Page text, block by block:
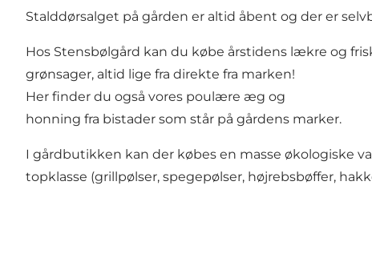
Stalddørsalget på gården er altid åbent og der er
Hos Stensbølgård kan du købe årstidens lækre og
grønsager, altid lige fra direkte fra marken!
Her finder du også vores poulære æg og
honning fra bistader som står på gårdens marker.
I gårdbutikken kan der købes en masse økologiske
topklasse (grillpølser, spegepølser, højrebsbøffer,